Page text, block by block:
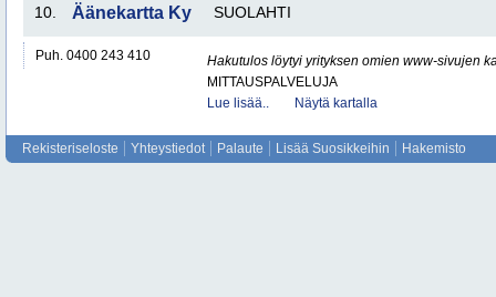
10. Äänekartta Ky SUOLAHTI
Puh. 0400 243 410
Hakutulos löytyi yrityksen omien www-sivujen
MITTAUSPALVELUJA
Lue lisää..
Näytä kartalla
Rekisteriseloste Yhteystiedot Palaute Lisää Suosikkeihin Hakemisto